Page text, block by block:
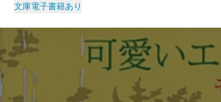
文庫電子書籍あり